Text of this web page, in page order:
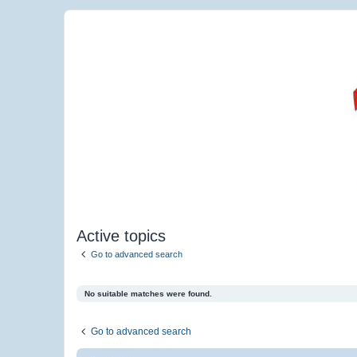
Active topics
Go to advanced search
No suitable matches were found.
Go to advanced search